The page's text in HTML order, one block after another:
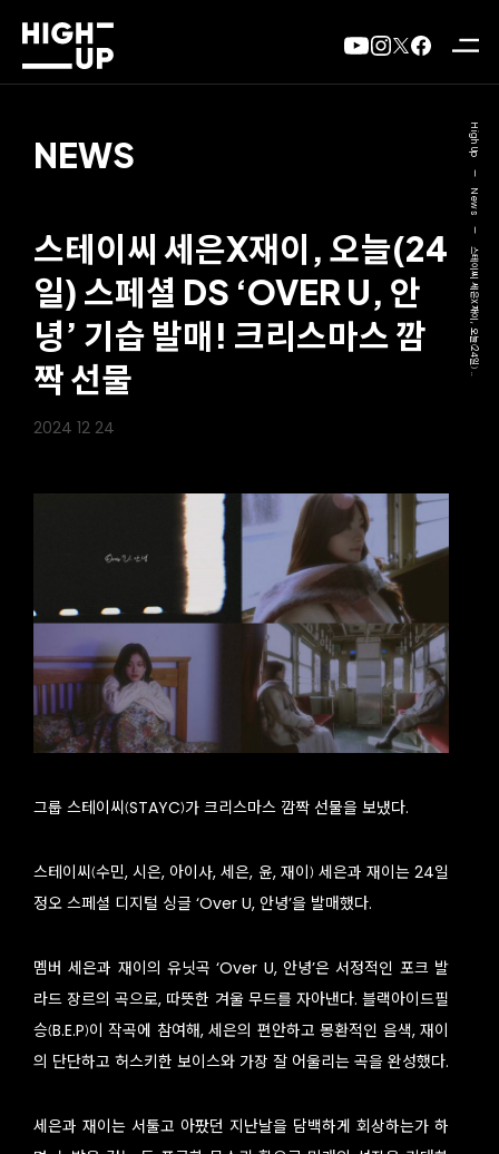
NEWS
스테이씨 세은X재이, 오늘(24
일) 스페셜 DS ‘OVER U, 안
녕’ 기습 발매! 크리스마스 깜
짝 선물
2024 12 24
그룹 스테이씨(STAYC)가 크리스마스 깜짝 선물을 보냈다.
스테이씨(수민, 시은, 아이사, 세은, 윤, 재이) 세은과 재이는 24일
정오 스페셜 디지털 싱글 ‘Over U, 안녕’을 발매했다.
멤버 세은과 재이의 유닛곡 ‘Over U, 안녕’은 서정적인 포크 발
라드 장르의 곡으로, 따뜻한 겨울 무드를 자아낸다. 블랙아이드필
승(B.E.P)이 작곡에 참여해, 세은의 편안하고 몽환적인 음색, 재이
의 단단하고 허스키한 보이스와 가장 잘 어울리는 곡을 완성했다.
세은과 재이는 서툴고 아팠던 지난날을 담백하게 회상하는가 하
High Up
—
News
스테이씨 세은X재이, 오늘(24일) ..